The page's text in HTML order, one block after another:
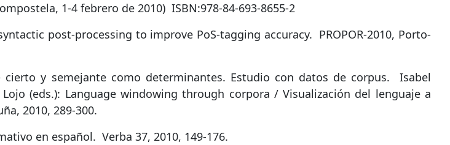
1-4 febrero de 2010) ISBN:978-84-693-8655-2
post-processing to improve PoS-tagging accuracy. PROPOR-2010, Porto-
cierto y semejante como determinantes. Estudio con datos de corpus.Isabel
(eds.): Language windowing through corpora / Visualización del lenguaje a
2010, 289-300.
en español. Verba 37, 2010, 149-176.